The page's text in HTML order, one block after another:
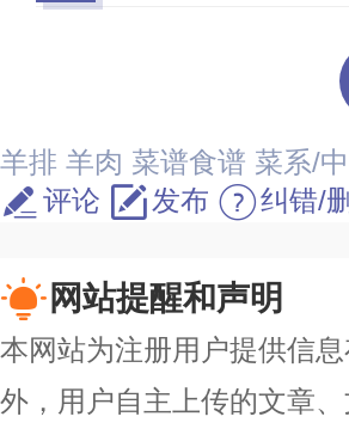
羊排 羊肉 菜谱食谱 菜系/
评论
发布 纠错/
网站提醒和声明
本网站为注册用户提供信
外，用户自主上传的文章